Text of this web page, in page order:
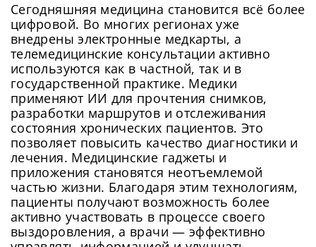
Сегодняшняя медицина становится всё более
цифровой. Во многих регионах уже
внедрены электронные медкарты, а
телемедицинские консультации активно
используются как в частной, так и в
государственной практике. Медики
применяют ИИ для прочтения снимков,
разработки маршрутов и отслеживания
состояния хронических пациентов. Это
позволяет повысить качество диагностики и
лечения. Медицинские гаджеты и
приложения становятся неотъемлемой
частью жизни. Благодаря этим технологиям,
пациенты получают возможность более
активно участвовать в процессе своего
выздоровления, а врачи — эффективно